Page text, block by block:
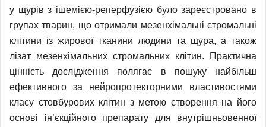
у щурів з ішемією-реперфузією було зареєстровано в
групах тварин, що отримали мезенхімальні стромальні
клітини із жирової тканини людини та щура, а також
лізат мезенхімальних стромальних клітин. Практична
цінність дослідження полягає в пошуку найбільш
ефективного за нейропротекторними властивостями
класу стовбурових клітин з метою створення на його
основі ін’єкційного препарату для внутрішньовенної